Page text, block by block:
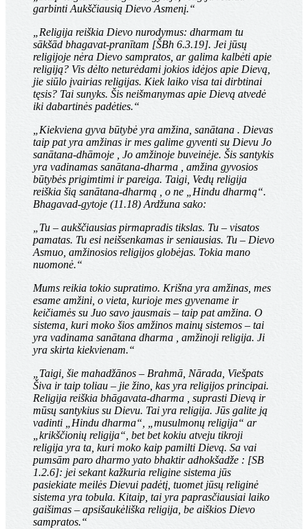
garbinti Aukščiausią Dievo Asmenį.“
„Religija reiškia Dievo nurodymus: dharmam tu
sākšād bhagavat-pranītam [ŠBh 6.3.19]. Jei jūsų
religijoje nėra Dievo sampratos, ar galima kalbėti apie
religiją? Vis dėlto neturėdami jokios idėjos apie Dievą,
jie siūlo įvairias religijas. Kiek laiko visa tai dirbtinai
tęsis? Tai sunyks. Šis neišmanymas apie Dievą atvedė
iki dabartinės padėties.“
„Kiekviena gyva būtybė yra amžina, sanātana . Dievas
taip pat yra amžinas ir mes galime gyventi su Dievu Jo
sanātana-dhāmoje , Jo amžinoje buveinėje. Šis santykis
yra vadinamas sanātana-dharma , amžina gyvosios
būtybės prigimtimi ir pareiga. Taigi, Vedų religija
reiškia šią sanātana-dharmą , o ne „Hindu dharmą“.
Bhagavad-gytoje (11.18) Ardžuna sako:
„Tu – aukščiausias pirmapradis tikslas. Tu – visatos
pamatas. Tu esi neišsenkamas ir seniausias. Tu – Dievo
Asmuo, amžinosios religijos globėjas. Tokia mano
nuomonė.“
Mums reikia tokio supratimo. Krišna yra amžinas, mes
esame amžini, o vieta, kurioje mes gyvename ir
keičiamės su Juo savo jausmais – taip pat amžina. O
sistema, kuri moko šios amžinos mainų sistemos – tai
yra vadinama sanātana dharma , amžinoji religija. Ji
yra skirta kiekvienam.“
„Taigi, šie mahadžānos– Brahmā, Nārada, Viešpats
Šiva ir taip toliau – jie žino, kas yra religijos principai.
Religija reiškia bhāgavata-dharma , suprasti Dievą ir
mūsų santykius su Dievu. Tai yra religija. Jūs galite ją
vadinti „Hindu dharma“, „musulmonų religija“ ar
„krikščionių religija“, bet bet kokiu atveju tikroji
religija yra ta, kuri moko kaip pamilti Dievą. Sa vai
pumsām paro dharmo yato bhaktir adhokšadže : [SB
1.2.6]: jei sekant kažkuria religine sistema jūs
pasiekiate meilės Dievui padėtį, tuomet jūsų religinė
sistema yra tobula. Kitaip, tai yra paprasčiausiai laiko
gaišimas – apsišaukėliška religija, be aiškios Dievo
sampratos.“